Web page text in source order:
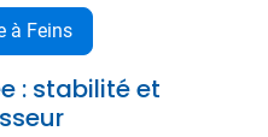
à Feins
: stabilité et